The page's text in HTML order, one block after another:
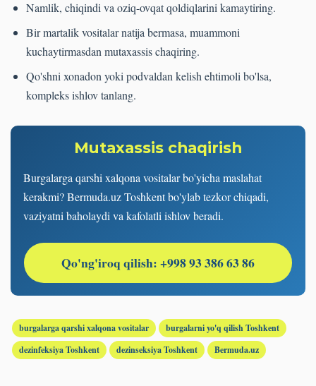
Namlik, chiqindi va oziq-ovqat qoldiqlarini kamaytiring.
Bir martalik vositalar natija bermasa, muammoni
kuchaytirmasdan mutaxassis chaqiring.
Qo'shni xonadon yoki podvaldan kelish ehtimoli bo'lsa,
kompleks ishlov tanlang.
Mutaxassis chaqirish
Burgalarga qarshi xalqona vositalar bo'yicha maslahat
kerakmi? Bermuda.uz Toshkent bo'ylab tezkor chiqadi,
vaziyatni baholaydi va kafolatli ishlov beradi.
Qo'ng'iroq qilish: +998 93 386 63 86
burgalarga qarshi xalqona vositalar
burgalarni yo'q qilish Toshkent
dezinfeksiya Toshkent
dezinseksiya Toshkent Bermuda.uz